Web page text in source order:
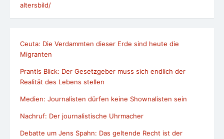
altersbild/
Ceuta: Die Verdammten dieser Erde sind heute die
Migranten
Prantls Blick: Der Gesetzgeber muss sich endlich der
Realität des Lebens stellen
Medien: Journalisten dürfen keine Shownalisten sein
Nachruf: Der journalistische Uhrmacher
Debatte um Jens Spahn: Das geltende Recht ist der